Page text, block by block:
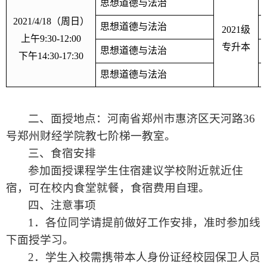
2021/4/18（周日）
上午9:30-12:00
下午14:30-17:30
思想道德与法治
2021级
专升本
思想道德与法治
思想道德与法治
思想道德与法治
二、面授地点：河南省郑州市惠济区天河路36
号郑州财经学院教七阶梯一教室。
三、食宿安排
参加面授课程学生住宿建议学校附近就近住
宿，可在校内食堂就餐，食宿费用自理。
四、注意事项
1 ．各位同学请提前做好工作安排，准时参加线
下面授学习。
2．学生入校需携带本人身份证经校园保卫人员